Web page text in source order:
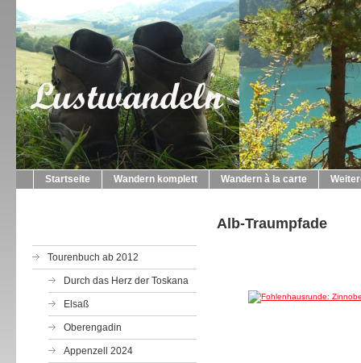
Startseite Wandern komplett Wandern à la carte
Tourenbuch ab 2012
Durch das Herz der Toskana
Elsaß
Oberengadin
Appenzell 2024
Alb-Traumpfade